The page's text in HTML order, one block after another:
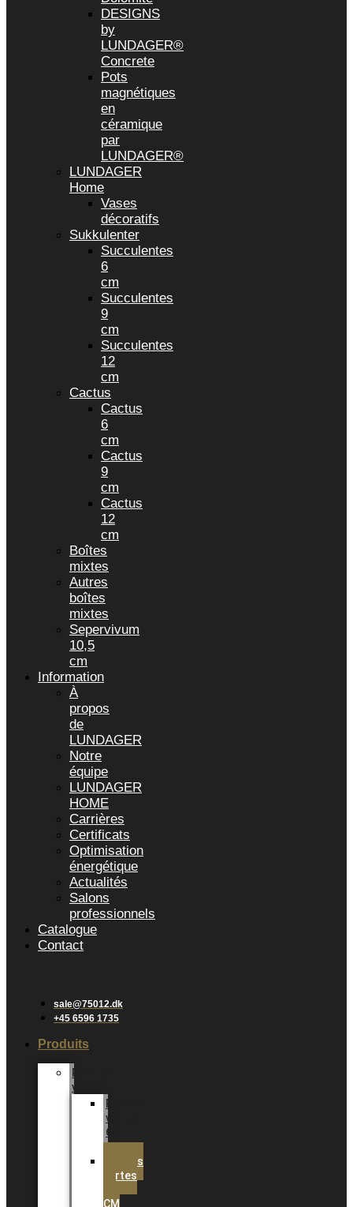
DESIGNS
by
LUNDAGER®
Concrete
Pots
magnétiques
en
céramique
par
LUNDAGER®
LUNDAGER
Home
Vases
décoratifs
Sukkulenter
Succulentes
6
cm
Succulentes
9
cm
Succulentes
12
cm
Cactus
Cactus
6
cm
Cactus
9
cm
Cactus
12
cm
Boîtes
mixtes
Autres
boîtes
mixtes
Sepervivum
10,5
cm
Information
À
propos
de
LUNDAGER
Notre
équipe
LUNDAGER
HOME
Carrières
Certificats
Optimisation
énergétique
Actualités
Salons
professionnels
Catalogue
Contact
sale@75012.dk
+45 6596 1735
Produits
Plantes
vertes
Plantes
vertes
6
cm
Plantes
vertes
CM